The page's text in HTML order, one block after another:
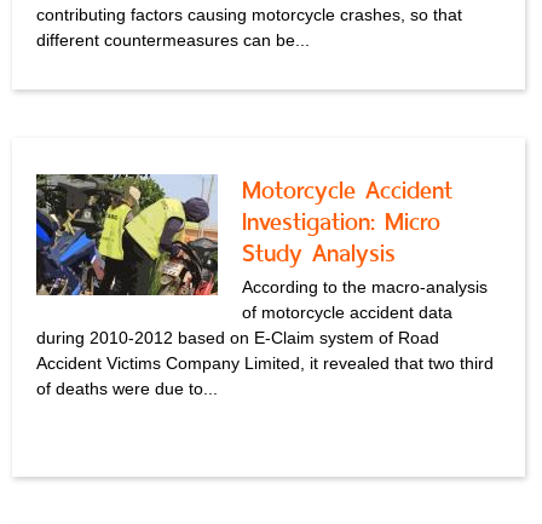
contributing factors causing motorcycle crashes, so that
different countermeasures can be...
Motorcycle Accident
Investigation: Micro
Study Analysis
According to the macro-analysis
of motorcycle accident data
during 2010-2012 based on E-Claim system of Road
Accident Victims Company Limited, it revealed that two third
of deaths were due to...